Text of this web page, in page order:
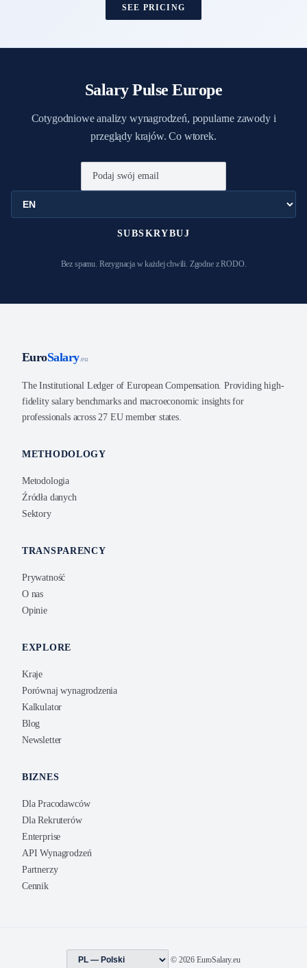
SEE PRICING
Salary Pulse Europe
Cotygodniowe analizy wynagrodzeń, popularne zawody i
przeglądy krajów. Co wtorek.
SUBSKRYBUJ
Bez spamu. Rezygnacja w każdej chwili. Zgodne z RODO.
EuroSalary.eu
The Institutional Ledger of European Compensation. Providing high-
fidelity salary benchmarks and macroeconomic insights for
professionals across 27 EU member states.
METHODOLOGY
Metodologia
Źródła danych
Sektory
TRANSPARENCY
Prywatność
O nas
Opinie
EXPLORE
Kraje
Porównaj wynagrodzenia
Kalkulator
Blog
Newsletter
BIZNES
Dla Pracodawców
Dla Rekruterów
Enterprise
API Wynagrodzeń
Partnerzy
Cennik
© 2026 EuroSalary.eu